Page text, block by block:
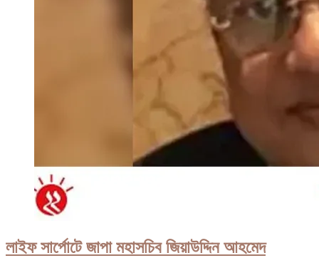
লাইফ সার্পোটে জাপা মহাসচিব জিয়াউদ্দিন আহমেদ